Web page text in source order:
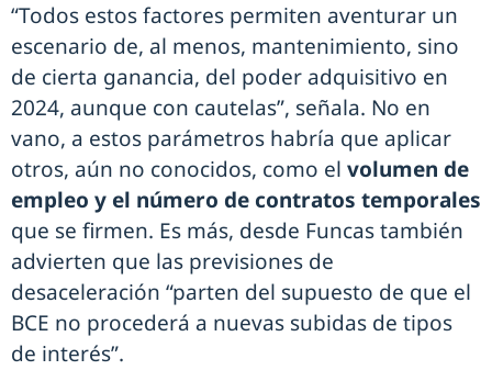
“Todos estos factores permiten aventurar un
escenario de, al menos, mantenimiento, sino
de cierta ganancia, del poder adquisitivo en
2024, aunque con cautelas”, señala. No en
vano, a estos parámetros habría que aplicar
otros, aún no conocidos, como el volumen de
empleo y el número de contratos temporales
que se firmen. Es más, desde Funcas también
advierten que las previsiones de
desaceleración “parten del supuesto de que el
BCE no procederá a nuevas subidas de tipos
de interés”.